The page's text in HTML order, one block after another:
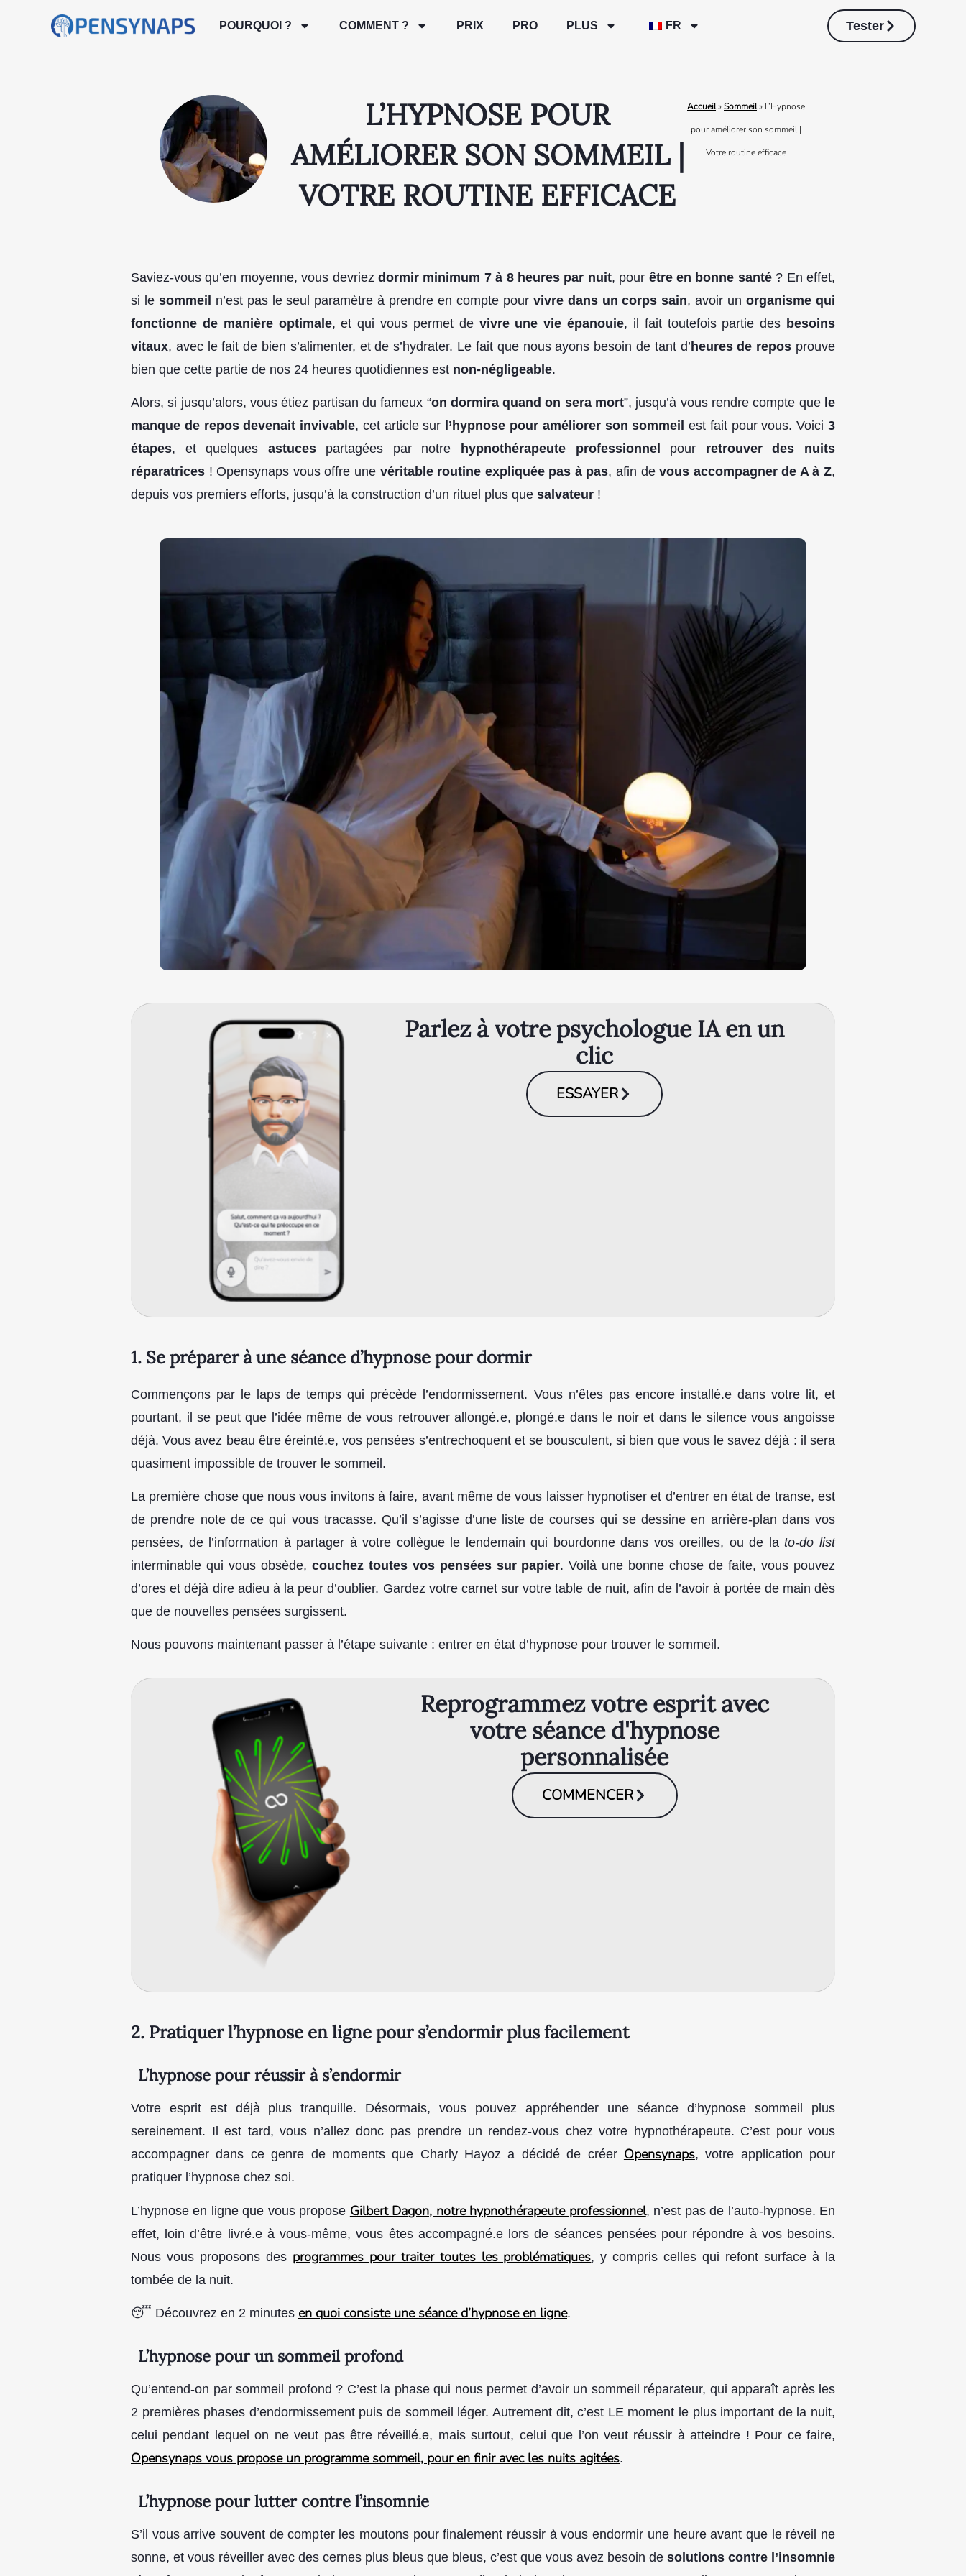
POURQUOI ? COMMENT ? PRIX PRO PLUS FR Tester
L’HYPNOSE POUR
AMÉLIORER SON SOMMEIL |
VOTRE ROUTINE EFFICACE
Accueil»Sommeil» L’Hypnose
pour améliorer son sommeil |
Votre routine efficace
Saviez-vous qu’en moyenne, vous devriez dormir minimum 7 à 8 heures par nuit, pour être en bonne santé? En effet,
si le sommeil n’est pas le seul paramètre à prendre en compte pour vivre dans un corps sain, avoir unorganisme qui
fonctionne de manière optimale, et qui vous permet de vivre une vie épanouie, il fait toutefois partie des besoins
vitaux, avec le fait de bien s’alimenter, et de s’hydrater. Le fait que nous ayons besoin de tant d’ heures de repos prouve
bien que cette partie de nos 24 heures quotidiennes est non-négligeable.
Alors, si jusqu’alors, vous étiez partisan du fameux “on dormira quand on sera mort”, jusqu’à vous rendre compte quele
manque de repos devenait invivable, cet article sur l’hypnose pour améliorer son sommeil est fait pour vous. Voici3
étapes, et quelques astucespartagées par notre hypnothérapeute professionnel pour retrouver des nuits
réparatrices ! Opensynaps vous offre une véritable routine expliquée pas à pas, afin devous accompagner de A à Z,
depuis vos premiers efforts, jusqu’à la construction d’un rituel plus que salvateur !
Parlez à votre psychologue IA en un
clic
ESSAYER
1. Se préparer à une séance d’hypnose pour dormir
Commençons par le laps de temps qui précède l’endormissement. Vous n’êtes pas encore installé.e dans votre lit, et
pourtant, il se peut que l’idée même de vous retrouver allongé.e, plongé.e dans le noir et dans le silence vous angoisse
déjà. Vous avez beau être éreinté.e, vos pensées s’entrechoquent et se bousculent, si bien que vous le savez déjà : il sera
quasiment impossible de trouver le sommeil.
La première chose que nous vous invitons à faire, avant même de vous laisser hypnotiser et d’entrer en état de transe, est
de prendre note de ce qui vous tracasse. Qu’il s’agisse d’une liste de courses qui se dessine en arrière-plan dans vos
pensées, de l’information à partager à votre collègue le lendemain qui bourdonne dans vos oreilles, ou de lato-do list
interminable qui vous obsède, couchez toutes vos pensées sur papier. Voilà une bonne chose de faite, vous pouvez
d’ores et déjà dire adieu à la peur d’oublier. Gardez votre carnet sur votre table de nuit, afin de l’avoir à portée de main dès
que de nouvelles pensées surgissent.
Nous pouvons maintenant passer à l’étape suivante : entrer en état d’hypnose pour trouver le sommeil.
Reprogrammez votre esprit avec
votre séance d'hypnose
personnalisée
COMMENCER
2. Pratiquer l’hypnose en ligne pour s’endormir plus facilement
L’hypnose pour réussir à s’endormir
Votre esprit est déjà plus tranquille. Désormais, vous pouvez appréhender une séance d’hypnose sommeil plus
sereinement. Il est tard, vous n’allez donc pas prendre un rendez-vous chez votre hypnothérapeute. C’est pour vous
accompagner dans ce genre de moments que Charly Hayoz a décidé de créer Opensynaps, votre application pour
pratiquer l’hypnose chez soi.
L’hypnose en ligne que vous propose Gilbert Dagon, notre hypnothérapeute professionnel, n’est pas de l’auto-hypnose. En
effet, loin d’être livré.e à vous-même, vous êtes accompagné.e lors de séances pensées pour répondre à vos besoins.
Nous vous proposons des programmes pour traiter toutes les problématiques, y compris celles qui refont surface à la
tombée de la nuit.
😴 Découvrez en 2 minutes en quoi consiste une séance d’hypnose en ligne.
L’hypnose pour un sommeil profond
Qu’entend-on par sommeil profond ? C’est la phase qui nous permet d’avoir un sommeil réparateur, qui apparaît après les
2 premières phases d’endormissement puis de sommeil léger. Autrement dit, c’est LE moment le plus important de la nuit,
celui pendant lequel on ne veut pas être réveillé.e, mais surtout, celui que l’on veut réussir à atteindre ! Pour ce faire,
Opensynaps vous propose un programme sommeil, pour en finir avec les nuits agitées.
L’hypnose pour lutter contre l’insomnie
S’il vous arrive souvent de compter les moutons pour finalement réussir à vous endormir une heure avant que le réveil ne
sonne, et vous réveiller avec des cernes plus bleus que bleus, c’est que vous avez besoin de solutions contre l’insomnie